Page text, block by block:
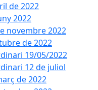
de 2022
2022
novembre 2022
de 2022
19/05/2022
12 de juliol
de 2022